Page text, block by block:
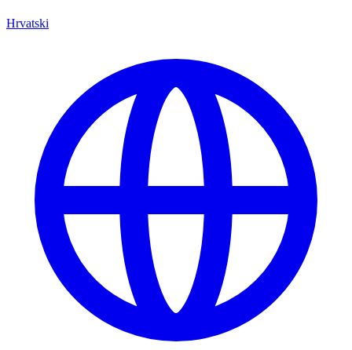
Hrvatski